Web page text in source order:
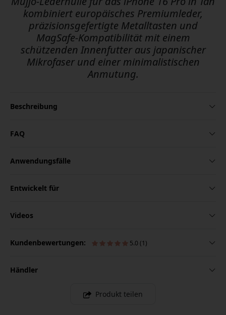
kombiniert europäisches Premiumleder,
präzisionsgefertigte Metalltasten und
MagSafe-Kompatibilität mit einem
schützenden Innenfutter aus japanischer
Mikrofaser und einer minimalistischen
Anmutung.
Beschreibung
FAQ
Anwendungsfälle
Entwickelt für
Videos
Kundenbewertungen: 5.0 (1)
Händler
Produkt teilen